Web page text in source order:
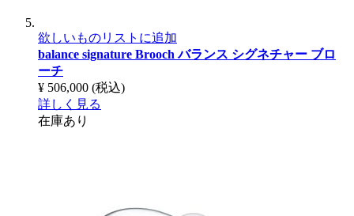
欲しいものリストに追加
balance signature Broochバランス シグネチャー ブロ
ーチ
¥ 506,000 (税込)
詳しく見る
在庫あり